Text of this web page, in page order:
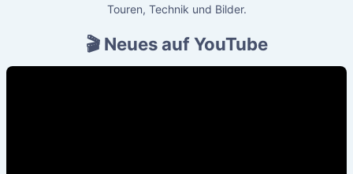
Touren, Technik und Bilder.
🎬 Neues auf YouTube